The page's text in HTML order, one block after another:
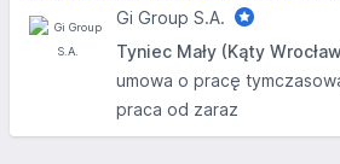
Gi Group S.A.
Tyniec Mały (Kąty
umowa o pracę
praca od zaraz